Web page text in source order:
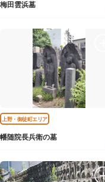
梅田雲浜墓
上野・御徒町エリア
幡随院長兵衛の墓